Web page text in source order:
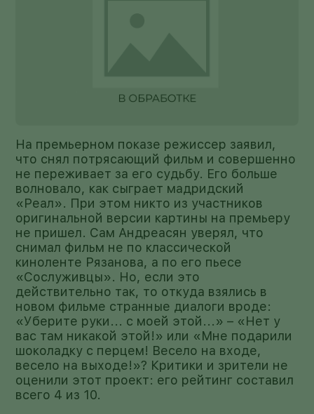
На премьерном показе режиссер заявил,
что снял потрясающий фильм и совершенно
не переживает за его судьбу. Его больше
волновало, как сыграет мадридский
«Реал». При этом никто из участников
оригинальной версии картины на премьеру
не пришел. Сам Андреасян уверял, что
снимал фильм не по классической
киноленте Рязанова, а по его пьесе
«Сослуживцы». Но, если это
действительно так, то откуда взялись в
новом фильме странные диалоги вроде:
«Уберите руки... с моей этой...» – «Нет у
вас там никакой этой!» или «Мне подарили
шоколадку с перцем! Весело на входе,
весело на выходе!»? Критики и зрители не
оценили этот проект: его рейтинг составил
всего 4 из 10.